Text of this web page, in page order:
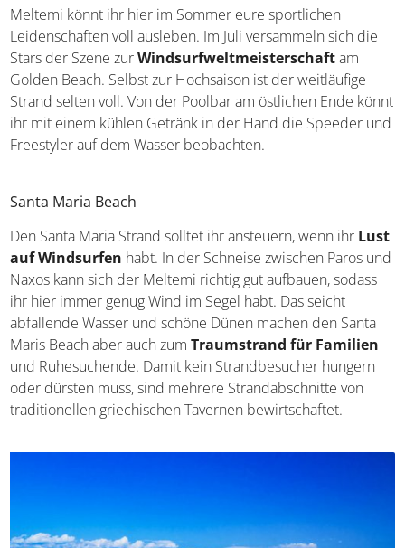
Strand auf Paros zum Surfen. Dank des konstant
starken Meltemi könnt ihr hier im Sommer eure
sportlichen Leidenschaften voll ausleben. Im Juli
versammeln sich die Stars der Szene zur
Windsurfweltmeisterschaftam Golden Beach. Selbst
zur Hochsaison ist der weitläufige Strand selten voll. Von
der Poolbar am östlichen Ende könnt ihr mit einem
Santa Maria Beach
Den Santa Maria Strand solltet ihr ansteuern, wenn ihr
Lust auf Windsurfenhabt. In der Schneise zwischen
Paros und Naxos kann sich der Meltemi richtig gut
aufbauen, sodass ihr hier immer genug Wind im Segel
habt. Das seicht abfallende Wasser und schöne Dünen
machen den Santa Maris Beach aber auch zum
Traumstrand für Familienund Ruhesuchende. Damit
mehrere Strandabschnitte von traditionellen griechischen